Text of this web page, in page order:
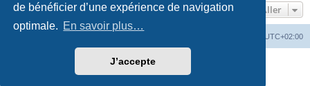
de bénéficier d’une expérience de navigation
optimale. En savoir plus…
J’accepte
Aller
UTC+02:00
phpBB® Forum Software © phpBB Limited
©